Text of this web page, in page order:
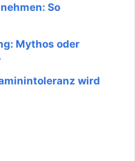
So
Mythos oder
wird